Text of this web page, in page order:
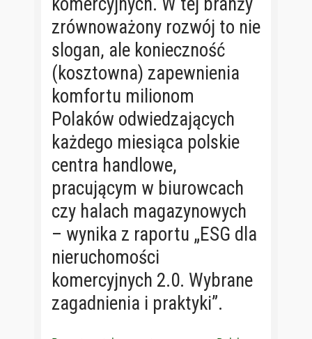
zrównoważony rozwój to nie
slogan, ale konieczność
(kosztowna) zapewnienia
komfortu milionom
Polaków odwiedzających
każdego miesiąca polskie
centra handlowe,
pracującym w biurowcach
czy halach magazynowych
– wynika z raportu „ESG dla
nieruchomości
komercyjnych 2.0. Wybrane
zagadnienia i praktyki”.